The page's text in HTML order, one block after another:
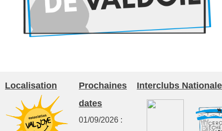
Localisation
Prochaines
dates
01/09/2026 :
Interclubs